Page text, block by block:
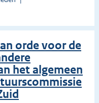
orde voor de
het algemeen